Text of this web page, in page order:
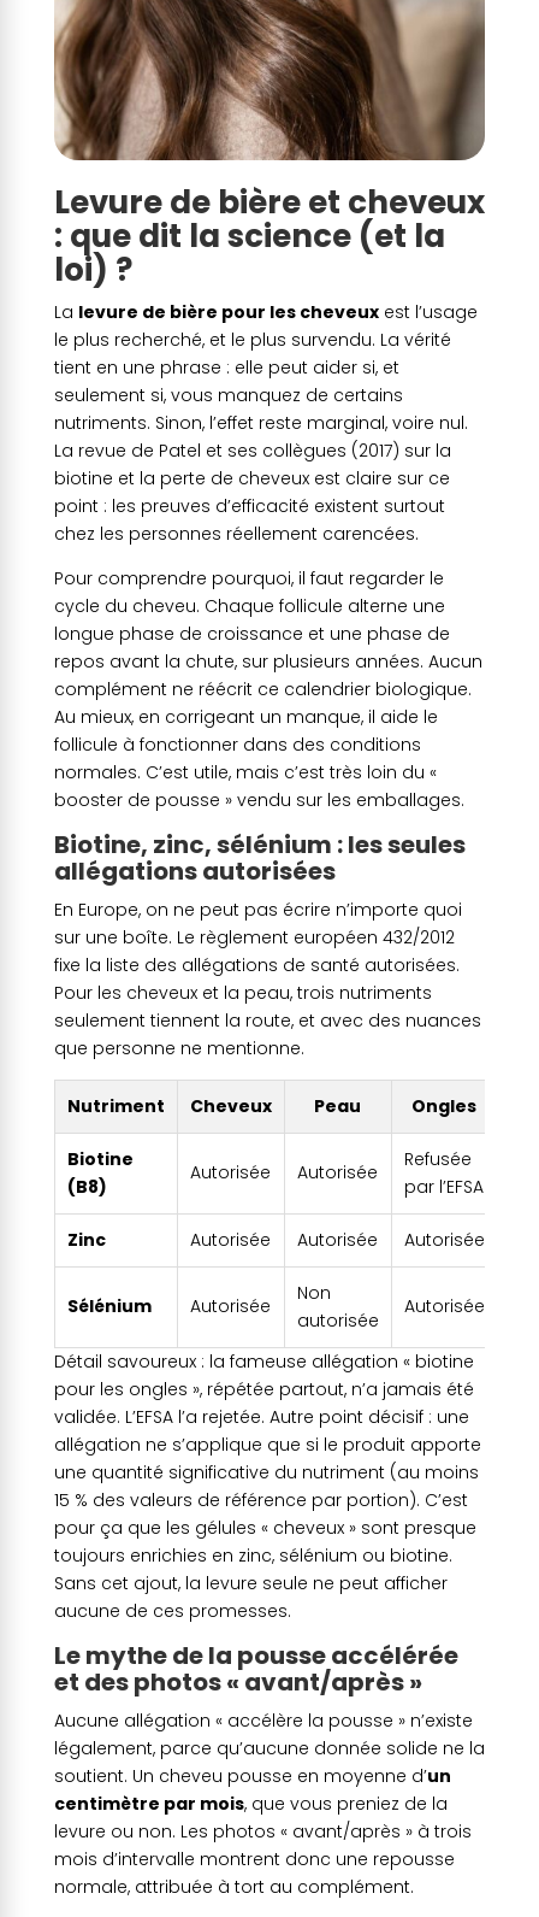
Levure de bière et cheveux
: que dit la science (et la
loi) ?
La levure de bière pour les cheveuxest l’usage
le plus recherché, et le plus survendu. La vérité
tient en une phrase : elle peut aider si, et
seulement si, vous manquez de certains
nutriments. Sinon, l’effet reste marginal, voire nul.
La revue de Patel et ses collègues (2017) sur la
biotine et la perte de cheveux est claire sur ce
point : les preuves d’efficacité existent surtout
chez les personnes réellement carencées.
Pour comprendre pourquoi, il faut regarder le
cycle du cheveu. Chaque follicule alterne une
longue phase de croissance et une phase de
repos avant la chute, sur plusieurs années. Aucun
complément ne réécrit ce calendrier biologique.
Au mieux, en corrigeant un manque, il aide le
follicule à fonctionner dans des conditions
normales. C’est utile, mais c’est très loin du «
booster de pousse » vendu sur les emballages.
Biotine, zinc, sélénium : les seules
allégations autorisées
En Europe, on ne peut pas écrire n’importe quoi
sur une boîte. Le règlement européen 432/2012
fixe la liste des allégations de santé autorisées.
Pour les cheveux et la peau, trois nutriments
seulement tiennent la route, et avec des nuances
que personne ne mentionne.
Nutriment Cheveux Peau Ongles
Biotine
(B8)
Autorisée Autorisée
Refusée
par l’EFSA
Zinc Autorisée Autorisée Autorisée
Sélénium Autorisée
Non
autorisée
Autorisée
Détail savoureux : la fameuse allégation « biotine
pour les ongles », répétée partout, n’a jamais été
validée. L’EFSA l’a rejetée. Autre point décisif : une
allégation ne s’applique que si le produit apporte
une quantité significative du nutriment (au moins
15 % des valeurs de référence par portion). C’est
pour ça que les gélules « cheveux » sont presque
toujours enrichies en zinc, sélénium ou biotine.
Sans cet ajout, la levure seule ne peut afficher
aucune de ces promesses.
Le mythe de la pousse accélérée
et des photos « avant/après »
Aucune allégation « accélère la pousse » n’existe
légalement, parce qu’aucune donnée solide ne la
soutient. Un cheveu pousse en moyenne d’un
centimètre par mois, que vous preniez de la
levure ou non. Les photos « avant/après » à trois
mois d’intervalle montrent donc une repousse
normale, attribuée à tort au complément.